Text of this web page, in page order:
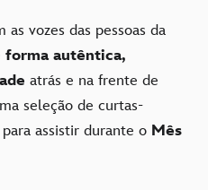
vozes das pessoas da
forma autêntica,
atrás e na frente de
seleção de curtas-
assistir durante o Mês